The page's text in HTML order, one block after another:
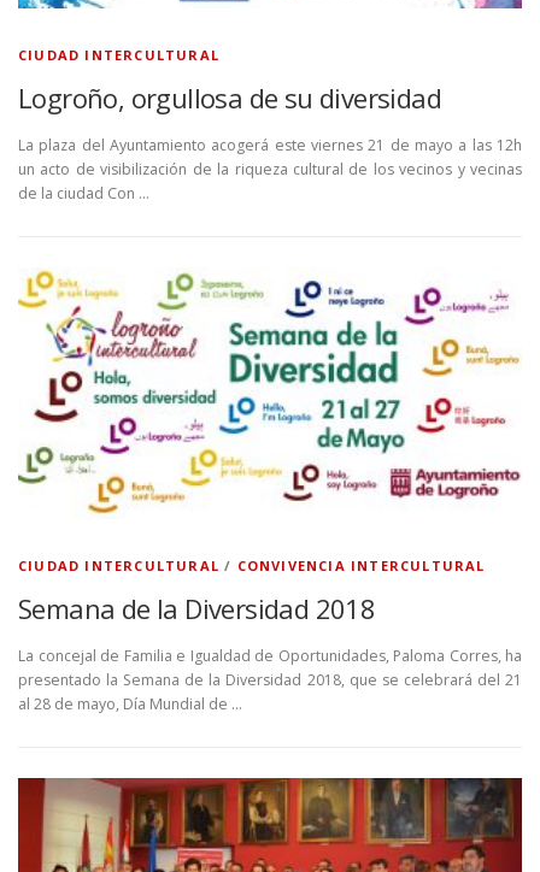
CIUDAD INTERCULTURAL
Logroño, orgullosa de su diversidad
La plaza del Ayuntamiento acogerá este viernes 21 de mayo a las 12h
un acto de visibilización de la riqueza cultural de los vecinos y vecinas
de la ciudad Con …
CIUDAD INTERCULTURAL / CONVIVENCIA INTERCULTURAL
Semana de la Diversidad 2018
La concejal de Familia e Igualdad de Oportunidades, Paloma Corres, ha
presentado la Semana de la Diversidad 2018, que se celebrará del 21
al 28 de mayo, Día Mundial de …